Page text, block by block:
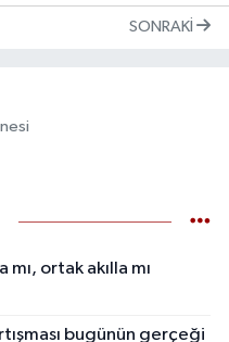
SONRAKI
ortak akılla mı
bugünün gerçeği